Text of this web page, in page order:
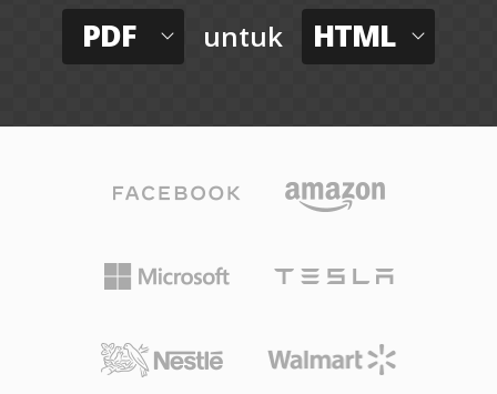
PDF untuk HTML